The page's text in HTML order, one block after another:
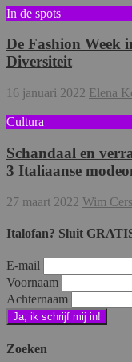
In de spots
De Fashion Week
Diversiteit
16 januari 2022 Elena
Cultura
Schandaal en
3 Italiaanse
27 maart 2022 Wim
Italofan? Sluit
E-mail
Voornaam
Achternaam
Zoeken